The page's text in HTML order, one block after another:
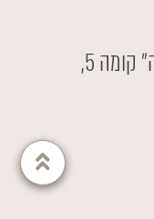
ברל כצנלסון 10 ״בית משה״ קומה 5,